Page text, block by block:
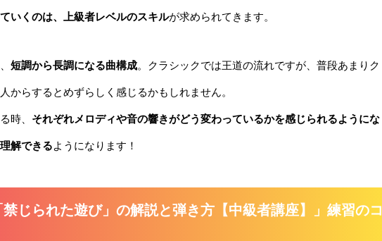
いくのは、上級者レベルのスキルが求められてきます。
短調から長調になる曲構成。クラシックでは王道の流れですが、普段あまりク
からするとめずらしく感じるかもしれません。
時、 それぞれメロディや音の響きがどう変わっているかを感じられるようにな
解できるようになります！
禁じられた遊び」の解説と弾き方【中級者講座】」練習のコ
新規会員登録